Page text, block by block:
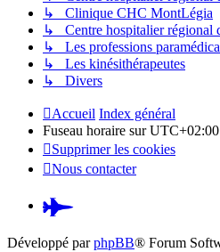
↳ Clinique CHC MontLégia
↳ Centre hospitalier régional
↳ Les professions
↳ Les kinésithérapeutes
↳ Divers
Accueil Index général
Fuseau horaire surUTC+02:00
Supprimer les cookies
Nous contacter
Pardus.at
(S’ouvre
Développé parphpBB® Forum